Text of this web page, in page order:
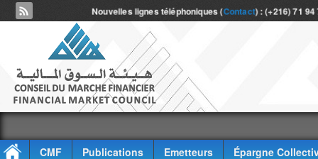
Nouvelles lignes téléphoniques (Contact) : (+216) 71
CMF Publications Emetteurs
Épargne